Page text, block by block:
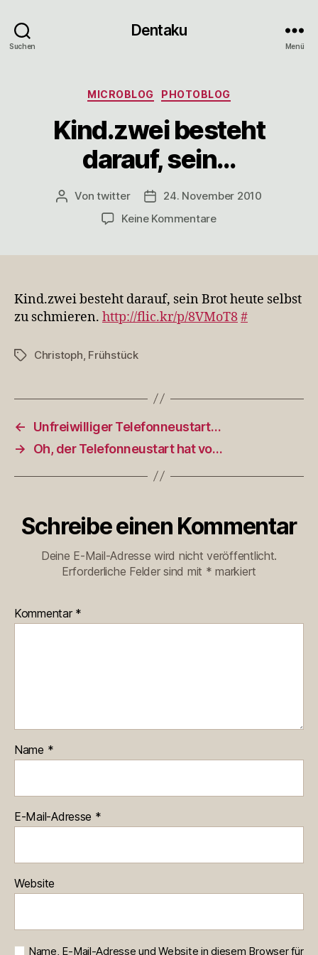
Suchen
Dentaku
Menü
Kategorien
MICROBLOG PHOTOBLOG
Kind.zwei besteht
darauf, sein…
Beitragsautor
Vontwitter Veröffentlichungsdatum
24. November 2010
Keine Kommentarezu
Kind.zwei besteht darauf, sein Brot heute selbst
zu schmieren. http://flic.kr/p/8VMoT8#
Schlagwörter
Christoph Frühstück
←
Unfreiwilliger Telefonneustart…
→
Oh, der Telefonneustart hat vo…
Schreibe einen Kommentar
Deine E-Mail-Adresse wird nicht veröffentlicht.
Erforderliche Felder sind mit * markiert
Kommentar *
Name *
E-Mail-Adresse *
Website
Name, E-Mail-Adresse und Website in diesem Browser für